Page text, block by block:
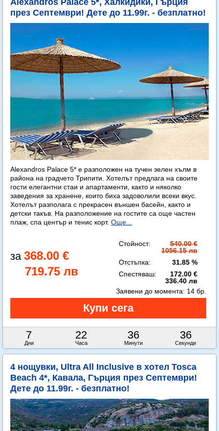
Alexandros Palace 5*, Халкидики, Гърция
през Септември! Дете до 11.99г. - безплатно!
Alexandros Palace 5* e разположен на тучен зелен хълм в
района на градчето Трипити. Хотелът предлага на своите
гости елегантни стаи и апартаменти, както и няколко
заведения за хранене, които биха задоволили всеки вкус.
Хотелът разполага с прекрасен външен басейн, както и
детски такъв. На разположение на гостите са още частен
плаж, спа център и тенис корт. Още...
368.00 €
719.75 лв
Стойност:
540.00 €
1056.15 лв
Отстъпка:
31.85 %
Спестяваш:
172.00 €
336.40 лв
7
Дни
22
Часа
36
Минути
36
Секунди
Заявени до момента: 14 бр.
4 нощувки, Ultra All Inclusive в хотел Tosca
Beach 4*, Кавала, Гърция през Септември!
Дете до 11.99г. - безплатно!